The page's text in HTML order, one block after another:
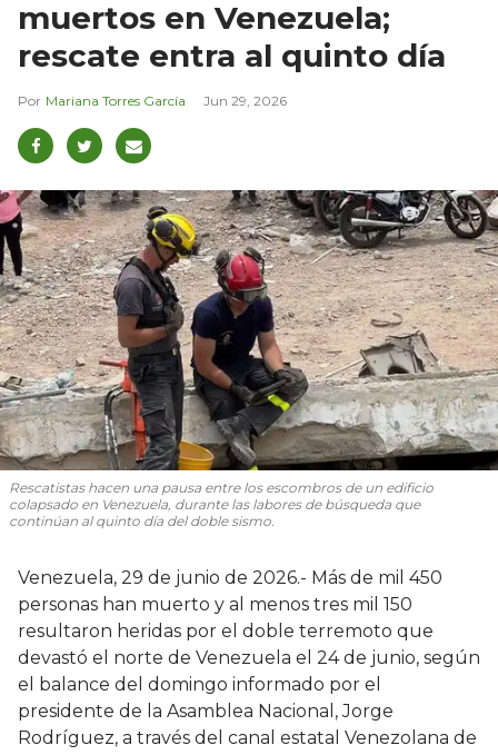
muertos en Venezuela;
rescate entra al quinto día
Mariana Torres García Jun 29, 2026
Rescatistas hacen una pausa entre los escombros de un edificio
colapsado en Venezuela, durante las labores de búsqueda que
continúan al quinto día del doble sismo.
Venezuela, 29 de junio de 2026.- Más de mil 450
personas han muerto y al menos tres mil 150
resultaron heridas por el doble terremoto que
devastó el norte de Venezuela el 24 de junio, según
el balance del domingo informado por el
presidente de la Asamblea Nacional, Jorge
Rodríguez, a través del canal estatal Venezolana de